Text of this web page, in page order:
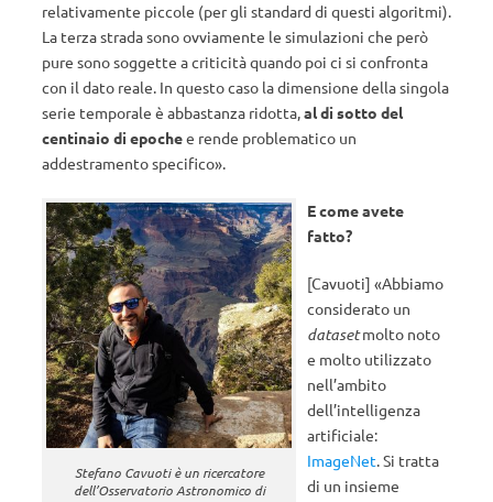
relativamente piccole (per gli standard di questi algoritmi).
La terza strada sono ovviamente le simulazioni che però
pure sono soggette a criticità quando poi ci si confronta
con il dato reale. In questo caso la dimensione della singola
serie temporale è abbastanza ridotta,al di sotto del
centinaio di epochee rende problematico un
addestramento specifico».
Stefano Cavuoti è un ricercatore
dell’Osservatorio Astronomico di
E come avete
fatto?
[Cavuoti] «Abbiamo
considerato un
datasetmolto noto
e molto utilizzato
nell’ambito
dell’intelligenza
artificiale:
ImageNet. Si tratta
di un insieme